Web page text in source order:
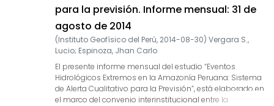
regiones oceánicas circundantes en la ocurrencia de
eventos hidrológicos extremos en la Amazonía peruana,
como es descrito en Espinoza et al. (2009, 2011, 2012 y
2013) y Yoon & Zeng (2010), así como en Lavado et al.
(2012), entre otros. En este informe mensual
correspondiente al mes de noviembre 2014, se
presentan los resultados del análisis de las condiciones
actuales hasta el último día del mes y la previsión de las
variables hidroclimáticas para los próximos 03 meses.
para la previsión. Informe mensual: 31 de
agosto de 2014
(Instituto Geofísico del Perú, 2014-08-30) Vergara S.,
Lucio; Espinoza, Jhan Carlo
El presente informe mensual del estudio “Eventos
Hidrológicos Extremos en la Amazonía Peruana: Sistema
de Alerta Cualitativo para la Previsión”, está elaborado en
el marco del convenio interinstitucional entre la